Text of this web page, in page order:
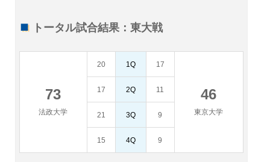
トータル試合結果：東大戦
73
法政大学
20 1Q 17
46
東京大学
17 2Q 11
21 3Q 9
15 4Q 9